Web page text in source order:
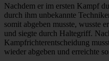
Nachdem er im ersten Kampf
durch ihm unbekannte
somit abgeben musste, wusste
und siegte durch Haltegriff.
Kampfrichterentscheidung
wieder abgeben und erreichte